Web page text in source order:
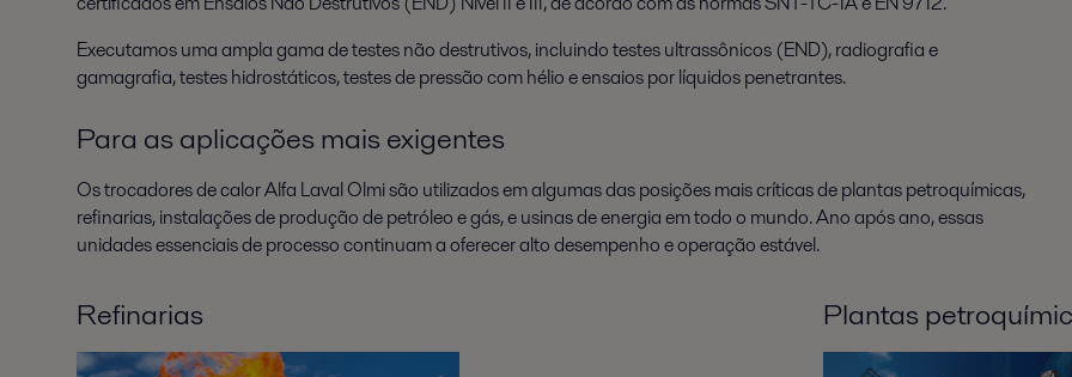
Executamos uma ampla gama de testes não destrutivos, incluindo testes ultrassônicos (END), radiografia e
gamagrafia, testes hidrostáticos, testes de pressão com hélio e ensaios por líquidos penetrantes.
Para as aplicações mais exigentes
Os trocadores de calor Alfa Laval Olmi são utilizados em algumas das posições mais críticas de plantas petroquímicas,
refinarias, instalações de produção de petróleo e gás, e usinas de energia em todo o mundo. Ano após ano, essas
unidades essenciais de processo continuam a oferecer alto desempenho e operação estável.
Refinarias Plantas